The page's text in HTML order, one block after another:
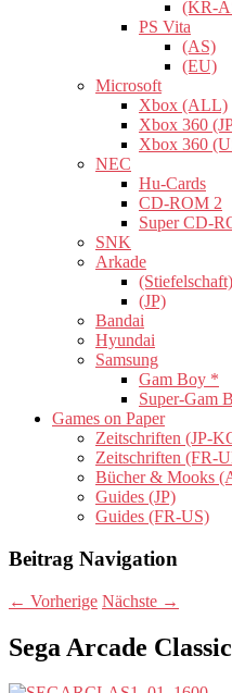
(KR-
PS Vita
(AS)
(EU)
Microsoft
Xbox (ALL)
Xbox 360
Xbox 360
NEC
Hu-Cards
CD-ROM 2
Super CD-
SNK
Arkade
(Stiefelschaft)
(JP)
Bandai
Hyundai
Samsung
Gam Boy *
Super-Gam
Games on Paper
Zeitschriften (JP-
Zeitschriften (FR-
Bücher & Mooks
Guides (JP)
Guides (FR-US)
Beitrag Navigation
← Vorherige Nächste →
Sega Arcade